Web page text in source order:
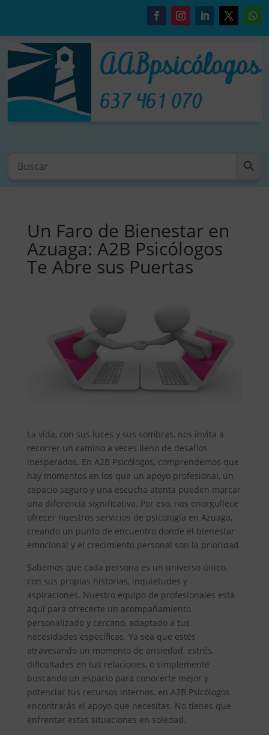
Un Faro de Bienestar en
Azuaga: A2B Psicólogos
Te Abre sus Puertas
La vida, con sus luces y sus sombras, nos invita a
recorrer un camino a veces lleno de desafíos
inesperados. En A2B Psicólogos, comprendemos que
hay momentos en los que un apoyo profesional, un
espacio seguro y una escucha atenta pueden marcar
una diferencia significativa. Por eso, nos enorgullece
ofrecer nuestros servicios de psicología en Azuaga,
creando un punto de encuentro donde el bienestar
emocional y el crecimiento personal son la prioridad.
Sabemos que cada persona es un universo único,
con sus propias historias, inquietudes y
aspiraciones. Nuestro equipo de profesionales está
aquí para ofrecerte un acompañamiento
personalizado y cercano, adaptado a tus
necesidades específicas. Ya sea que estés
atravesando un momento de ansiedad, estrés,
dificultades en tus relaciones, o simplemente
buscando un espacio para conocerte mejor y
potenciar tus recursos internos, en A2B Psicólogos
encontrarás el apoyo que necesitas. No tienes que
enfrentar estas situaciones en soledad.